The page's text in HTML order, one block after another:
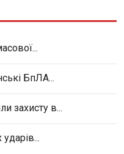
БпЛА...
захисту в...